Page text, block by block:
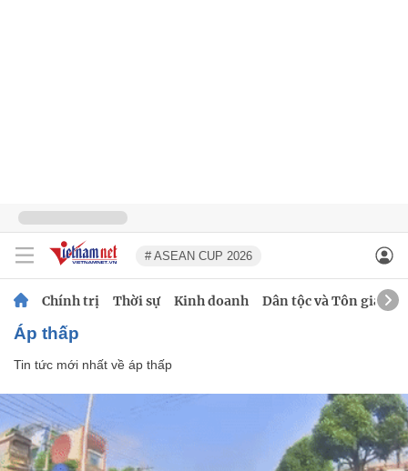
# ASEAN CUP 2026
Chính trị Thời sự Kinh doanh Dân tộc và Tôn giáo
áp thấp
Tin tức mới nhất về áp thấp